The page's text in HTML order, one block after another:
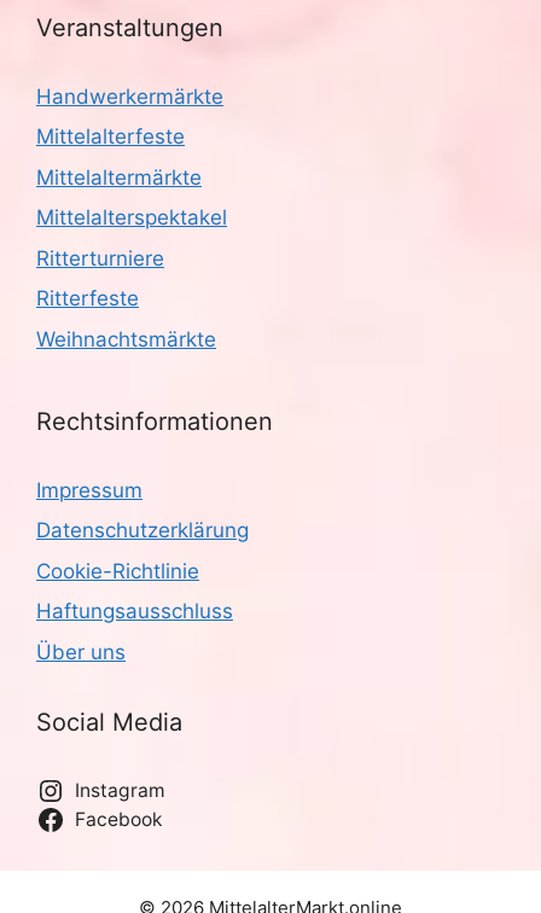
Veranstaltungen
Handwerkermärkte
Mittelalterfeste
Mittelaltermärkte
Mittelalterspektakel
Ritterturniere
Ritterfeste
Weihnachtsmärkte
Rechtsinformationen
Impressum
Datenschutzerklärung
Cookie-Richtlinie
Haftungsausschluss
Über uns
Social Media
Instagram
Facebook
© 2026 MittelalterMarkt.online